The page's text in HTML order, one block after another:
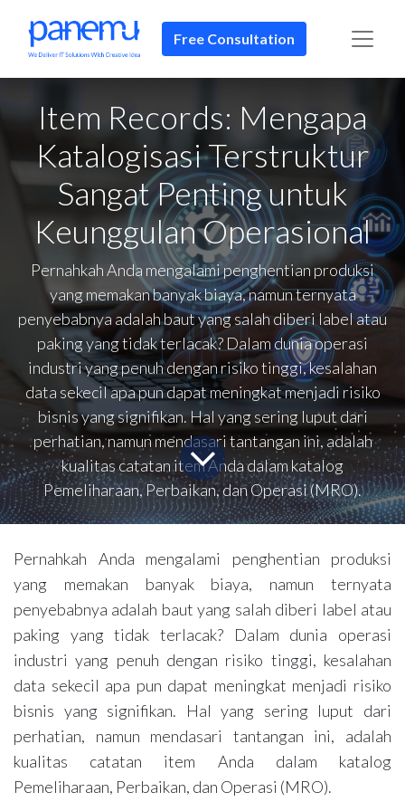
Free Consultation
Item Records: Mengapa
Katalogisasi Terstruktur
Sangat Penting untuk
Keunggulan Operasional
Pernahkah Anda mengalami penghentian produksi
yang memakan banyak biaya, namun ternyata
penyebabnya adalah baut yang salah diberi label atau
paking yang tidak terlacak? Dalam dunia operasi
industri yang penuh dengan risiko tinggi, kesalahan
data sekecil apa pun dapat meningkat menjadi risiko
bisnis yang signifikan. Hal yang sering luput dari
perhatian, namun mendasari tantangan ini, adalah
kualitas catatan item Anda dalam katalog
Pemeliharaan, Perbaikan, dan Operasi (MRO).
Pernahkah Anda mengalami penghentian produksi
yang memakan banyak biaya, namun ternyata
penyebabnya adalah baut yang salah diberi label atau
paking yang tidak terlacak? Dalam dunia operasi
industri yang penuh dengan risiko tinggi, kesalahan
data sekecil apa pun dapat meningkat menjadi risiko
bisnis yang signifikan. Hal yang sering luput dari
perhatian, namun mendasari tantangan ini, adalah
kualitas catatan item Anda dalam katalog
Pemeliharaan, Perbaikan, dan Operasi (MRO).